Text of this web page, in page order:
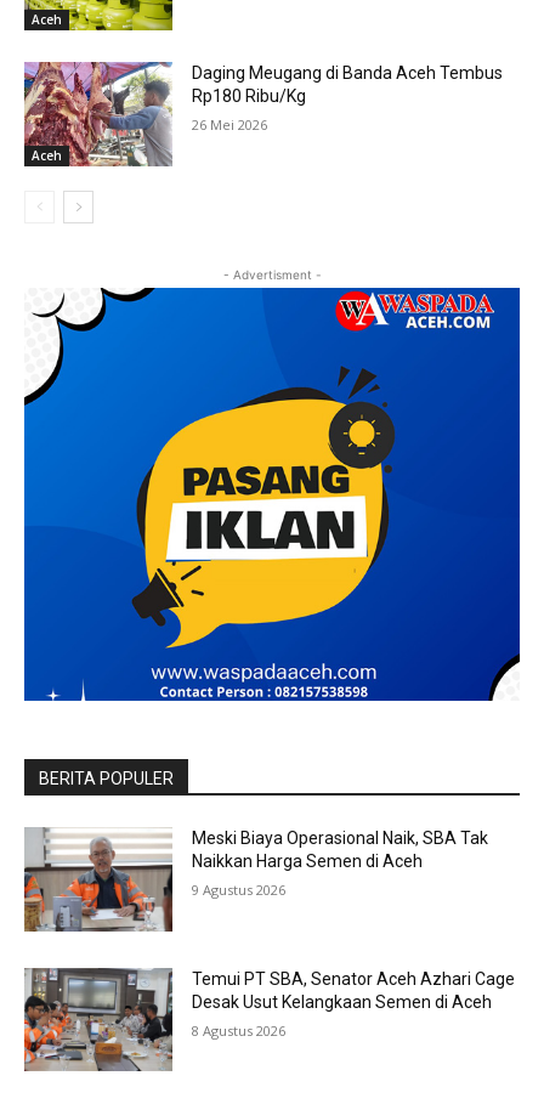
Aceh
Aceh
Daging Meugang di Banda Aceh Tembus
Rp180 Ribu/Kg
26 Mei 2026
- Advertisment -
BERITA POPULER
Meski Biaya Operasional Naik, SBA Tak
Naikkan Harga Semen di Aceh
9 Agustus 2026
Temui PT SBA, Senator Aceh Azhari Cage
Desak Usut Kelangkaan Semen di Aceh
8 Agustus 2026